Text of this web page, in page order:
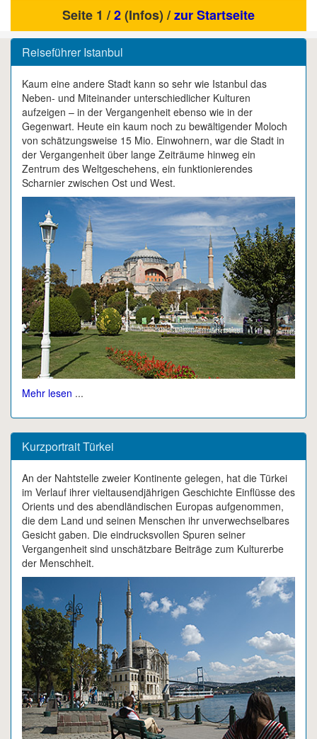
Seite 1 /2(Infos) /zur Startseite
Reiseführer Istanbul
Kaum eine andere Stadt kann so sehr wie Istanbul das
Neben- und Miteinander unterschiedlicher Kulturen
aufzeigen – in der Vergangenheit ebenso wie in der
Gegenwart. Heute ein kaum noch zu bewältigender Moloch
von schätzungsweise 15 Mio. Einwohnern, war die Stadt in
der Vergangenheit über lange Zeiträume hinweg ein
Zentrum des Weltgeschehens, ein funktionierendes
Scharnier zwischen Ost und West.
Mehr lesen ...
Kurzportrait Türkei
An der Nahtstelle zweier Kontinente gelegen, hat die Türkei
im Verlauf ihrer vieltausendjährigen Geschichte Einflüsse des
Orients und des abendländischen Europas aufgenommen,
die dem Land und seinen Menschen ihr unverwechselbares
Gesicht gaben. Die eindrucksvollen Spuren seiner
Vergangenheit sind unschätzbare Beiträge zum Kulturerbe
der Menschheit.